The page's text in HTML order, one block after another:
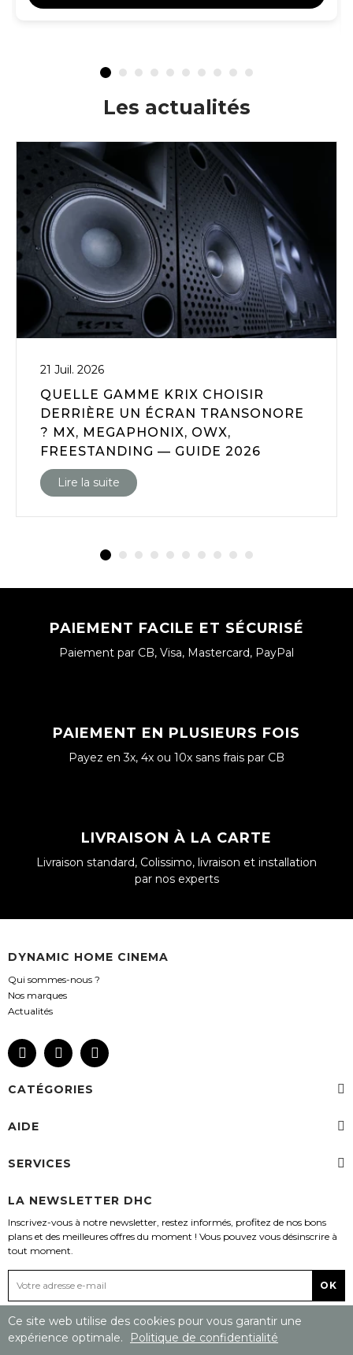
Les actualités
21 Juil. 2026
QUELLE GAMME KRIX CHOISIR
DERRIÈRE UN ÉCRAN TRANSONORE
? MX, MEGAPHONIX, OWX,
FREESTANDING — GUIDE 2026
Lire la suite
PAIEMENT FACILE ET SÉCURISÉ
Paiement par CB, Visa, Mastercard, PayPal
PAIEMENT EN PLUSIEURS FOIS
Payez en 3x, 4x ou 10x sans frais par CB
LIVRAISON À LA CARTE
Livraison standard, Colissimo, livraison et installation
par nos experts
DYNAMIC HOME CINEMA
Qui sommes-nous ?
Nos marques
Actualités
CATÉGORIES
AIDE
SERVICES
LA NEWSLETTER DHC
Inscrivez-vous à notre newsletter, restez informés, profitez de nos bons
plans et des meilleures offres du moment ! Vous pouvez vous désinscrire à
tout moment.
2025 © Dynamic Home Cinema
Ce site web utilise des cookies pour vous garantir une
expérience optimale.
Politique de confidentialité